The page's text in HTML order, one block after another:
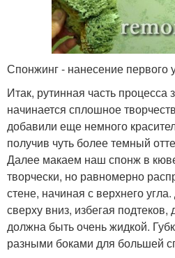
Спонжинг - нанесение первого
Итак, рутинная часть
начинается сплошное
добавили еще немного
получив чуть более темный
Далее макаем наш спонж в
творчески, но равномерно
стене, начиная с верхнего
сверху вниз, избегая подтеков,
должна быть очень жидкой.
разными боками для большей